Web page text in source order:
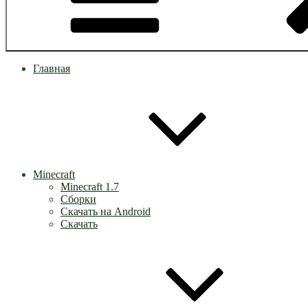
Главная
Minecraft
Minecraft 1.7
Сборки
Скачать на Android
Скачать